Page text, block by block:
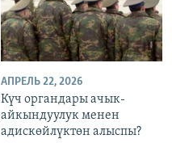
АПРЕЛЬ 22, 2026
Күч органдары ачык-
айкындуулук менен
адискөйлүктөн алыспы?